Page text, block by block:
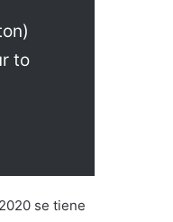
to
se tiene